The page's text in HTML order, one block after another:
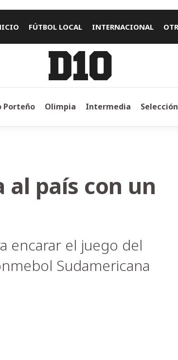
FÚTBOL LOCAL INTERNACIONAL
Porteño Olimpia Intermedia
al país con un
encarar el juego del
Sudamericana